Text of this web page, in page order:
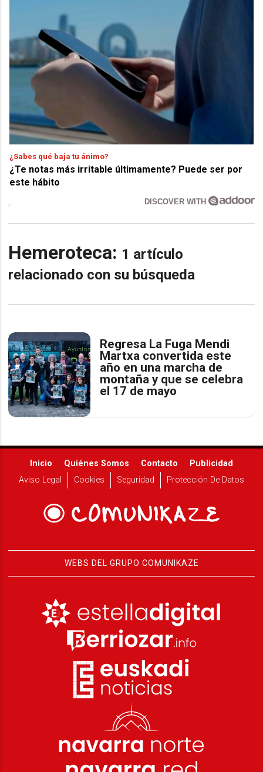
¿Sabes qué baja tu ánimo?
¿Te notas más irritable últimamente? Puede ser por
este hábito
DISCOVER WITH
Hemeroteca: 1 artículo
relacionado con su búsqueda
Regresa La Fuga Mendi
Martxa convertida este
año en una marcha de
montaña y que se celebra
el 17 de mayo
Inicio Quiénes Somos Contacto
Publicidad
Aviso Legal
Cookies Seguridad Protección De Datos
WEBS DEL GRUPO COMUNIKAZE